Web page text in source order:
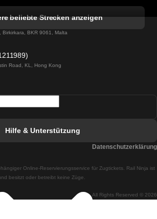
Züge von Lissabon nach Lagos
von Lissabon nach Madrid
von Lissabon nach Braga
Züge von Braga nach Lissabon
beliebte Strecken anzeigen
1451)
BKR 9061, Malta
Road, KL, Hong Kong
All Rights Reserved © 2026
Online-Reservierungsservice für Zugtickets. Rail Ninja ist
besitzt oder betreibt keine Züge.
Hilfe & Unterstützung
Datenschutzerklärung